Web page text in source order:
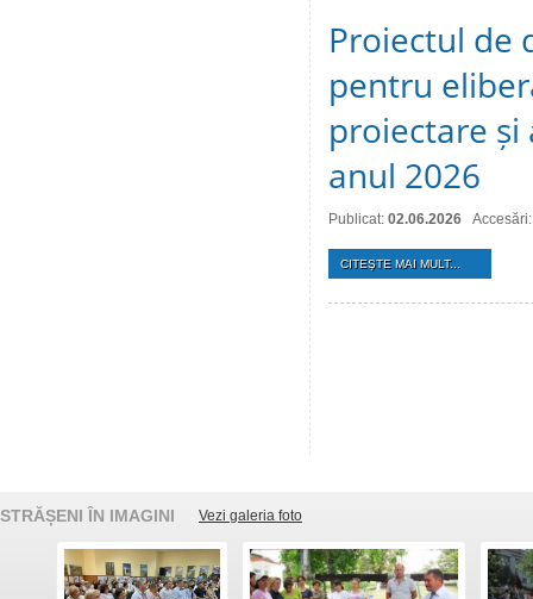
Proiectul de
pentru
proiectare
anul 2026
Publicat: 02.06.2026
CITEŞTE MAI MULT...
STRĂȘENI ÎN IMAGINI Vezi galeria foto